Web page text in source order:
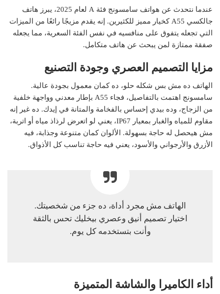
عندما نتحدث عن هواتف سامسونج فئة A لعام 2025، يبرز هاتف
جالكسي A55 كخيار مميز للكثيرين. إنه يقدم مزيجًا رائعًا من الميزات
التي تجعله يتفوق على منافسيه في نفس الفئة السعرية، مما يجعله
صفقة ممتازة لمن يبحث عن هاتف متكامل.
مزايا التصميم العصري وجودة التصنيع
الهاتف ده مش بس شكله حلو، ده كمان معمول بجودة عالية.
سامسونج اهتمت بالتفاصيل، فجاء A55 بإطار معدني وواجهة خلفية
من الزجاج، وده بيدي إحساس بالفخامة والمتانة في إيدك. ده غير إنه
مقاوم للمياه والغبار بمعيار IP67، يعني لو اتعرض لرذاذ مياه أو اتربة،
مش هيحصل له حاجة بسهولة. الألوان كمان متنوعة وجذابة، فيه
الأزرق والأرجواني والأسود، يعني فيه حاجة تناسب كل الأذواق.
الهاتف مش مجرد أداة، ده جزء من شخصيتك.
اختيار تصميم أنيق وعصري بيخليك تحس بالثقة
وأنت بتستخدمه كل يوم.
أداء الكاميرا والشاشة المتميزة